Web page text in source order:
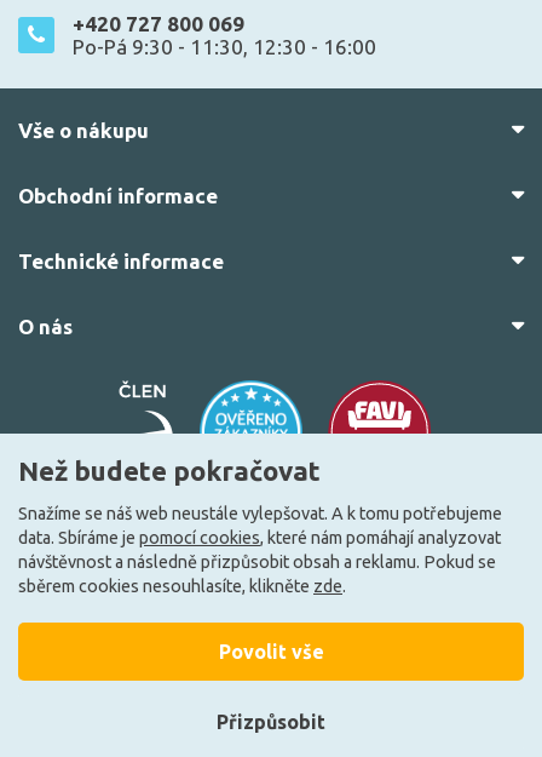
+420 727 800 069
Po-Pá 9:30 - 11:30, 12:30 - 16:00
Vše o nákupu
Obchodní informace
Technické informace
O nás
© 2010–2026 Všechna práva vyhrazena. žárovky.cz
VytvořiloFEO.cz
Než budete pokračovat
Snažíme se náš web neustále vylepšovat. A k tomu potřebujeme
data. Sbíráme je pomocí cookies, které nám pomáhají analyzovat
návštěvnost a následně přizpůsobit obsah a reklamu. Pokud se
sběrem cookies nesouhlasíte, klikněte zde.
Přizpůsobit
Povolit vše